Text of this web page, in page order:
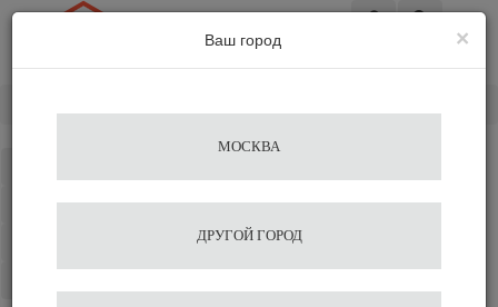
Избранное
×
Ваш город
МОСКВА
ДРУГОЙ ГОРОД